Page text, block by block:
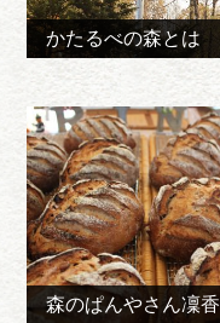
かたるべの森とは
森のぱんやさん凜香